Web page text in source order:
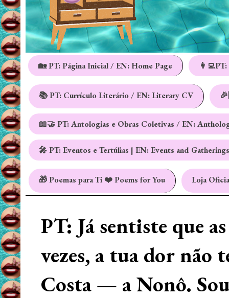
🏡 PT: Página Inicial / EN: Home Page
📚 PT: Currículo Literário / EN: Literary CV
📖🤝 PT: Antologias e Obras Coletivas / EN:
🎤 PT: Eventos e Tertúlias | EN: Events and Gatherings
🎁 Poemas para Ti ❤️ Poems for You Loja
PT: Já sentiste que
vezes, a tua dor não
Costa — a Nonô.